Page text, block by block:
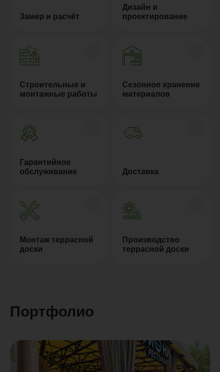
Замер и расчёт
Дизайн и
проектирование
Строительные и
монтажные работы
Сезонное хранение
материалов
Гарантийное
обслуживание
Доставка
Монтаж террасной
доски
Производство
террасной доски
Портфолио